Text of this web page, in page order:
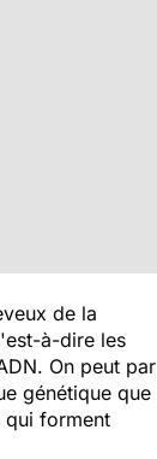
de la
à-dire les
On peut par
génétique que
qui forment